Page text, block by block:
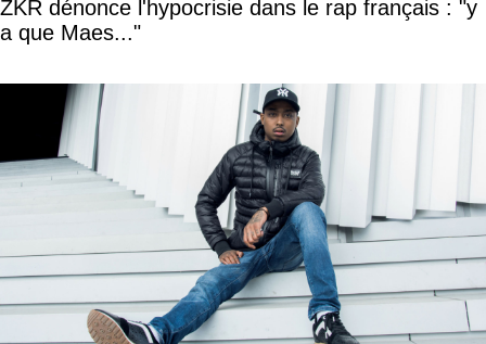
ZKR dénonce l'hypocrisie dans le rap français : "y
a que Maes..."